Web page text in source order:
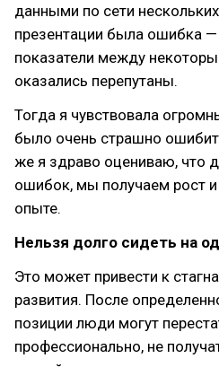
данными по сети
презентации была ошибка
показатели между
оказались перепутаны.
Тогда я чувствовала
было очень страшно
же я здраво оцениваю, что
ошибок, мы получаем рост
опыте.
Нельзя долго сидеть на
Это может привести к
развития. После
позиции люди могут
профессионально, не